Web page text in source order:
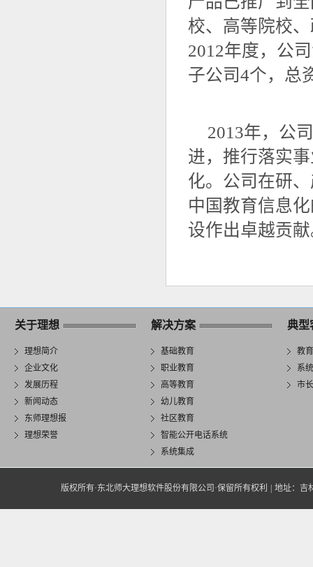
校、高等院校
2012年度，公
子公司4个，总
2013年，公
进，推行落实
化。公司在研
中国教育信息
设作出卓越贡
关于理想
理想简介
企业文化
发展历程
新闻动态
东师理想报
理想荣誉
解决方案
基础教育
职业教育
高等教育
幼儿教育
社区教育
智能公开电话系统
系统集成
典型
教
系
市
版权所有·东北师大理想软件股份有限公司·保留所有权利 地址：吉